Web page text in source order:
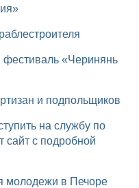
и подпольщиков
сайт с подробной